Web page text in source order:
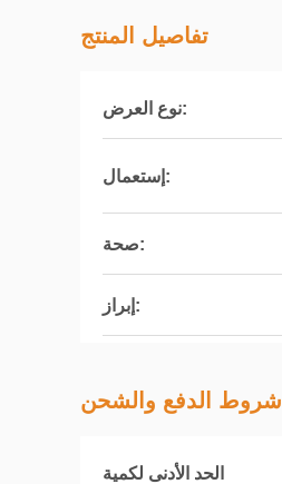
تفاصيل المنتج
نوع العرض:
إستعمال:
صحة:
إبراز:
شروط الدفع والشحن
الحد الأدنى لكمية